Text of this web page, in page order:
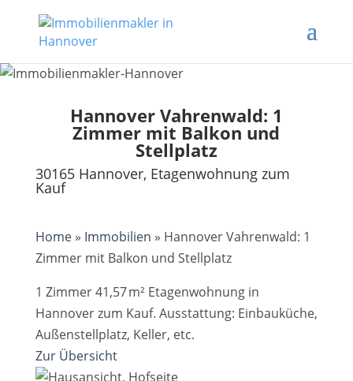
Hannover Vahrenwald: 1
Zimmer mit Balkon und
Stellplatz
30165 Hannover, Etagenwohnung zum
Kauf
Home» Immobilien » Hannover Vahrenwald: 1
Zimmer mit Balkon und Stellplatz
1 Zimmer 41,57 m² Etagenwohnung in
Hannover zum Kauf. Ausstattung: Einbauküche,
Außenstellplatz, Keller, etc.
Zur Übersicht